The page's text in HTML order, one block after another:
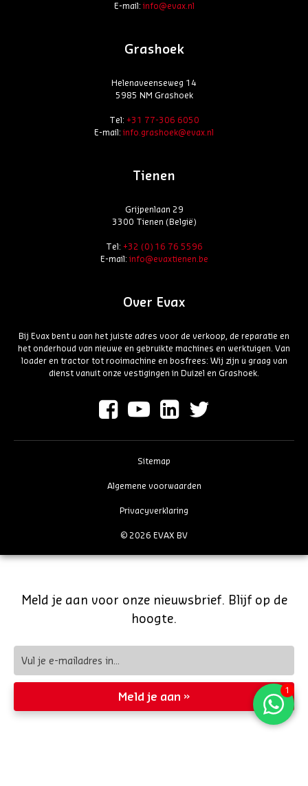
E-mail:info@evax.nl
Grashoek
Helenaveenseweg 14
5985 NM Grashoek
Tel: +31 77-306 6050
E-mail:info.grashoek@evax.nl
Tienen
Grijpenlaan 29
3300 Tienen (België)
Tel: +32 (0) 16 76 5596
E-mail:info@evaxtienen.be
Over Evax
Bij Evax bent u aan het juiste adres voor de verkoop, de reparatie en
het onderhoud van nieuwe en gebruikte machines en werktuigen. Van
loader en tractor tot rooimachine en bosfrees: Wij zijn u graag van
dienst vanuit onze vestigingen in Duizel en Grashoek.
© 2026 EVAX BV
Sitemap
Algemene voorwaarden
Privacyverklaring
Meld je aan voor onze nieuwsbrief. Blijf op de
hoogte.
Meld je aan